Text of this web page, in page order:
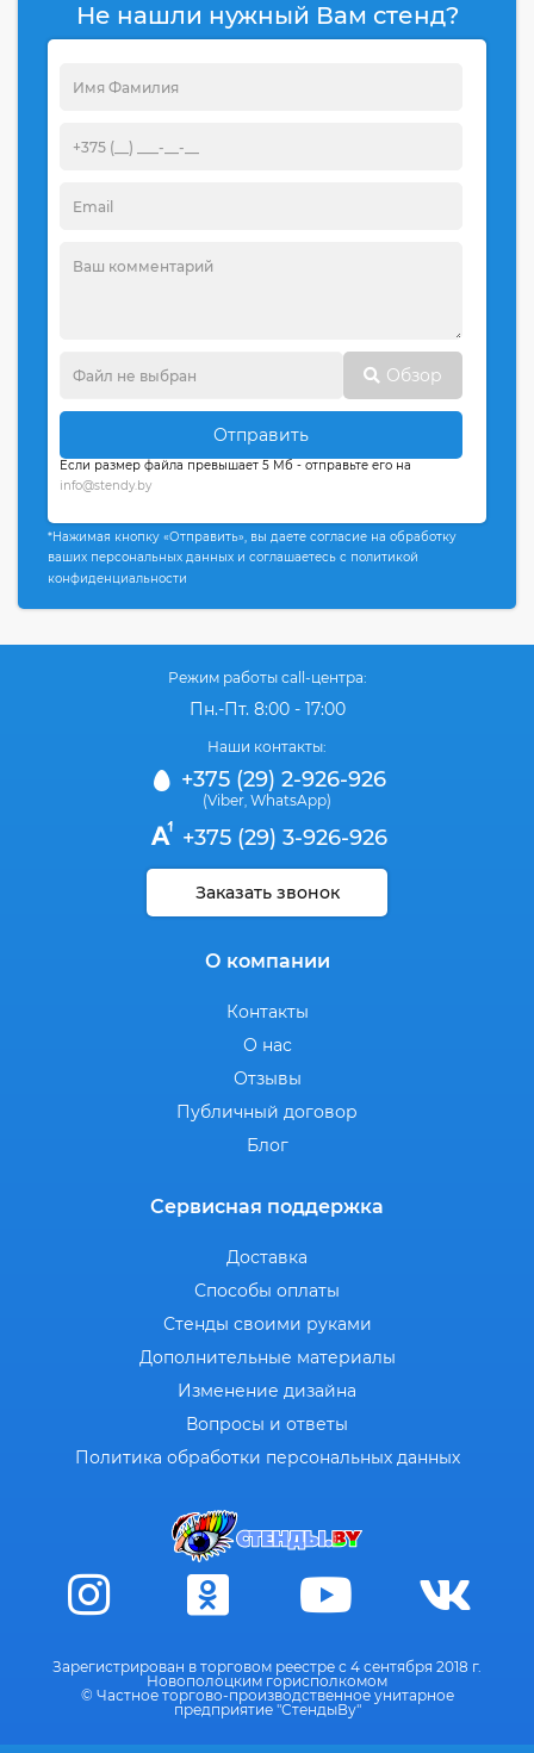
Не нашли нужный Вам стенд?
Обзор
Отправить
Если размер файла превышает 5 Мб - отправьте его на
info@stendy.by
*Нажимая кнопку «Отправить», вы даете согласие на обработку
ваших персональных данных и соглашаетесь с политикой
конфиденциальности
Режим работы call-центра:
Пн.-Пт. 8:00 - 17:00
Наши контакты:
+375 (29) 2-926-926
(Viber WhatsApp)
+375 (29) 3-926-926
Заказать звонок
О компании
Контакты
О нас
Отзывы
Публичный договор
Блог
Сервисная поддержка
Доставка
Способы оплаты
Стенды своими руками
Дополнительные материалы
Изменение дизайна
Вопросы и ответы
Политика обработки персональных данных
Зарегистрирован в торговом реестре с 4 сентября 2018 г.
Новополоцким горисполкомом
© Частное торгово-производственное унитарное
предприятие "СтендыВу"